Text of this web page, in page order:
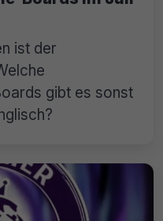
ist der
gibt es sonst